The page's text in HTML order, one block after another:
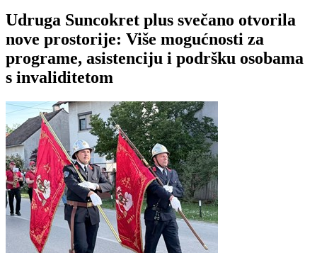
Udruga Suncokret plus svečano otvorila
nove prostorije: Više mogućnosti za
programe, asistenciju i podršku osobama
s invaliditetom